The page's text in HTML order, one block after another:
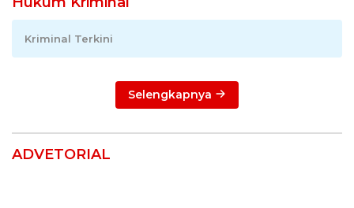
Kriminal Terkini
Selengkapnya
ADVETORIAL